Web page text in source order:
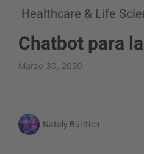
Healthcare & Life
Chatbot para
Marzo 30, 2020
Nataly Buritica